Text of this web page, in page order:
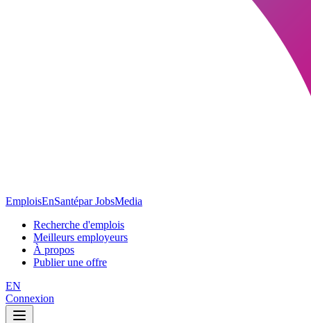
EmploisEnSantépar JobsMedia
Recherche d'emplois
Meilleurs employeurs
À propos
Publier une offre
EN
Connexion